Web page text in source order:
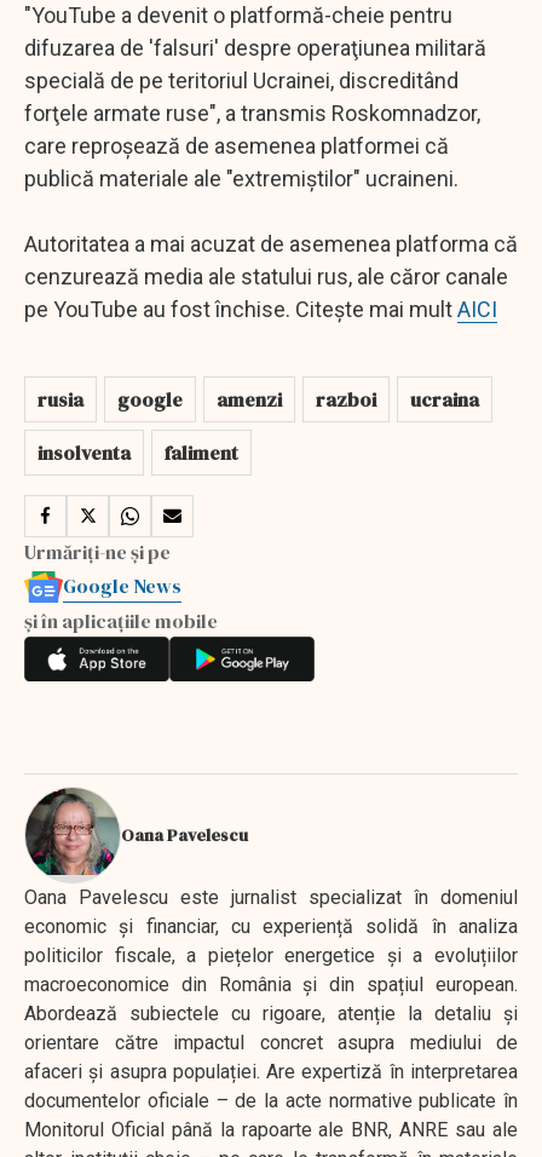
"YouTube a devenit o platformă-cheie pentru
difuzarea de 'falsuri' despre operaţiunea militară
specială de pe teritoriul Ucrainei, discreditând
forţele armate ruse", a transmis Roskomnadzor,
care reproşează de asemenea platformei că
publică materiale ale "extremiştilor" ucraineni.
Autoritatea a mai acuzat de asemenea platforma că
cenzurează media ale statului rus, ale căror canale
pe YouTube au fost închise. Citește mai multAICI
rusia google amenzi razboi
ucraina
insolventa
faliment
Urmăriți-ne și pe
Google News
și în aplicațiile mobile
Oana Pavelescu
Oana Pavelescu este jurnalist specializat în domeniul
economic și financiar, cu experiență solidă în analiza
politicilor fiscale, a piețelor energetice și a evoluțiilor
macroeconomice din România și din spațiul european.
Abordează subiectele cu rigoare, atenție la detaliu și
orientare către impactul concret asupra mediului de
afaceri și asupra populației. Are expertiză în interpretarea
documentelor oficiale – de la acte normative publicate în
Monitorul Oficial până la rapoarte ale BNR, ANRE sau ale